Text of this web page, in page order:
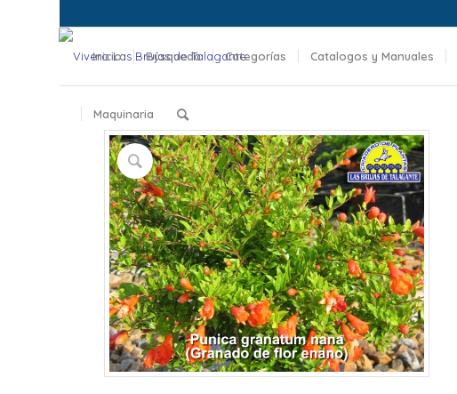
Inicio Búsqueda Categorías Catalogos y Manuales
Maquinaria